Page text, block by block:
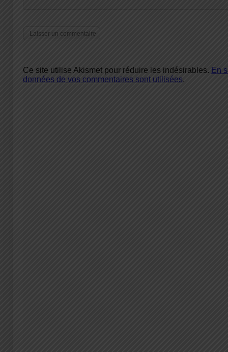
Ce site utilise Akismet pour réduire les indésirables. En
données de vos commentaires sont utilisées.